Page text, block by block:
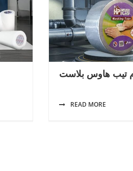
تيب هاوس بلاست
READ MORE